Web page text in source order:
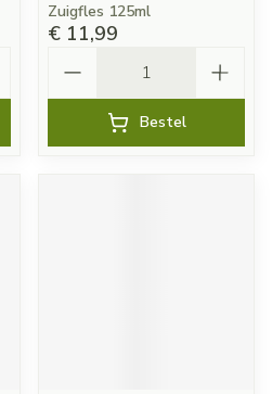
Zuigfles 125ml
€ 11,99
Bestel